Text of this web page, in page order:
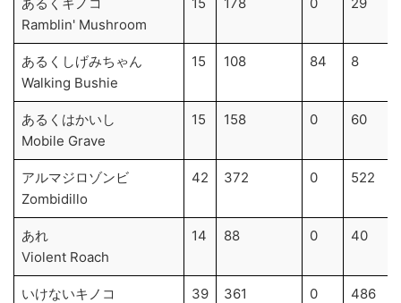
Ramblin' Mushroom
あるくしげみちゃん
Walking Bushie
15 108 84 8
あるくはかいし
Mobile Grave
15 158 0 60
アルマジロゾンビ
Zombidillo
42 372 0 522
あれ
Violent Roach
14 88 0 40
いけないキノコ
39 361 0 486